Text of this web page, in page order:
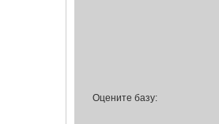
Оцените базу: